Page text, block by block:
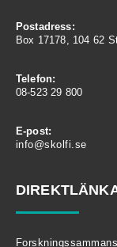
Postadress:
Box 17178, 104 62
Telefon:
08-523 29 800
E-post:
info@skolfi.se